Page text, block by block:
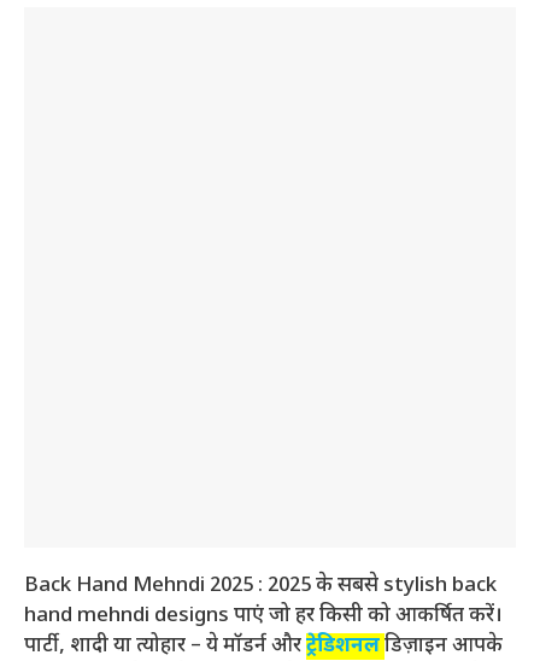
Back Hand Mehndi 2025 : 2025 के सबसे stylish back
hand mehndi designs पाएं जो हर किसी को आकर्षित करें।
पार्टी, शादी या त्योहार – ये मॉडर्न औरट्रेडिशनलडिज़ाइन आपके